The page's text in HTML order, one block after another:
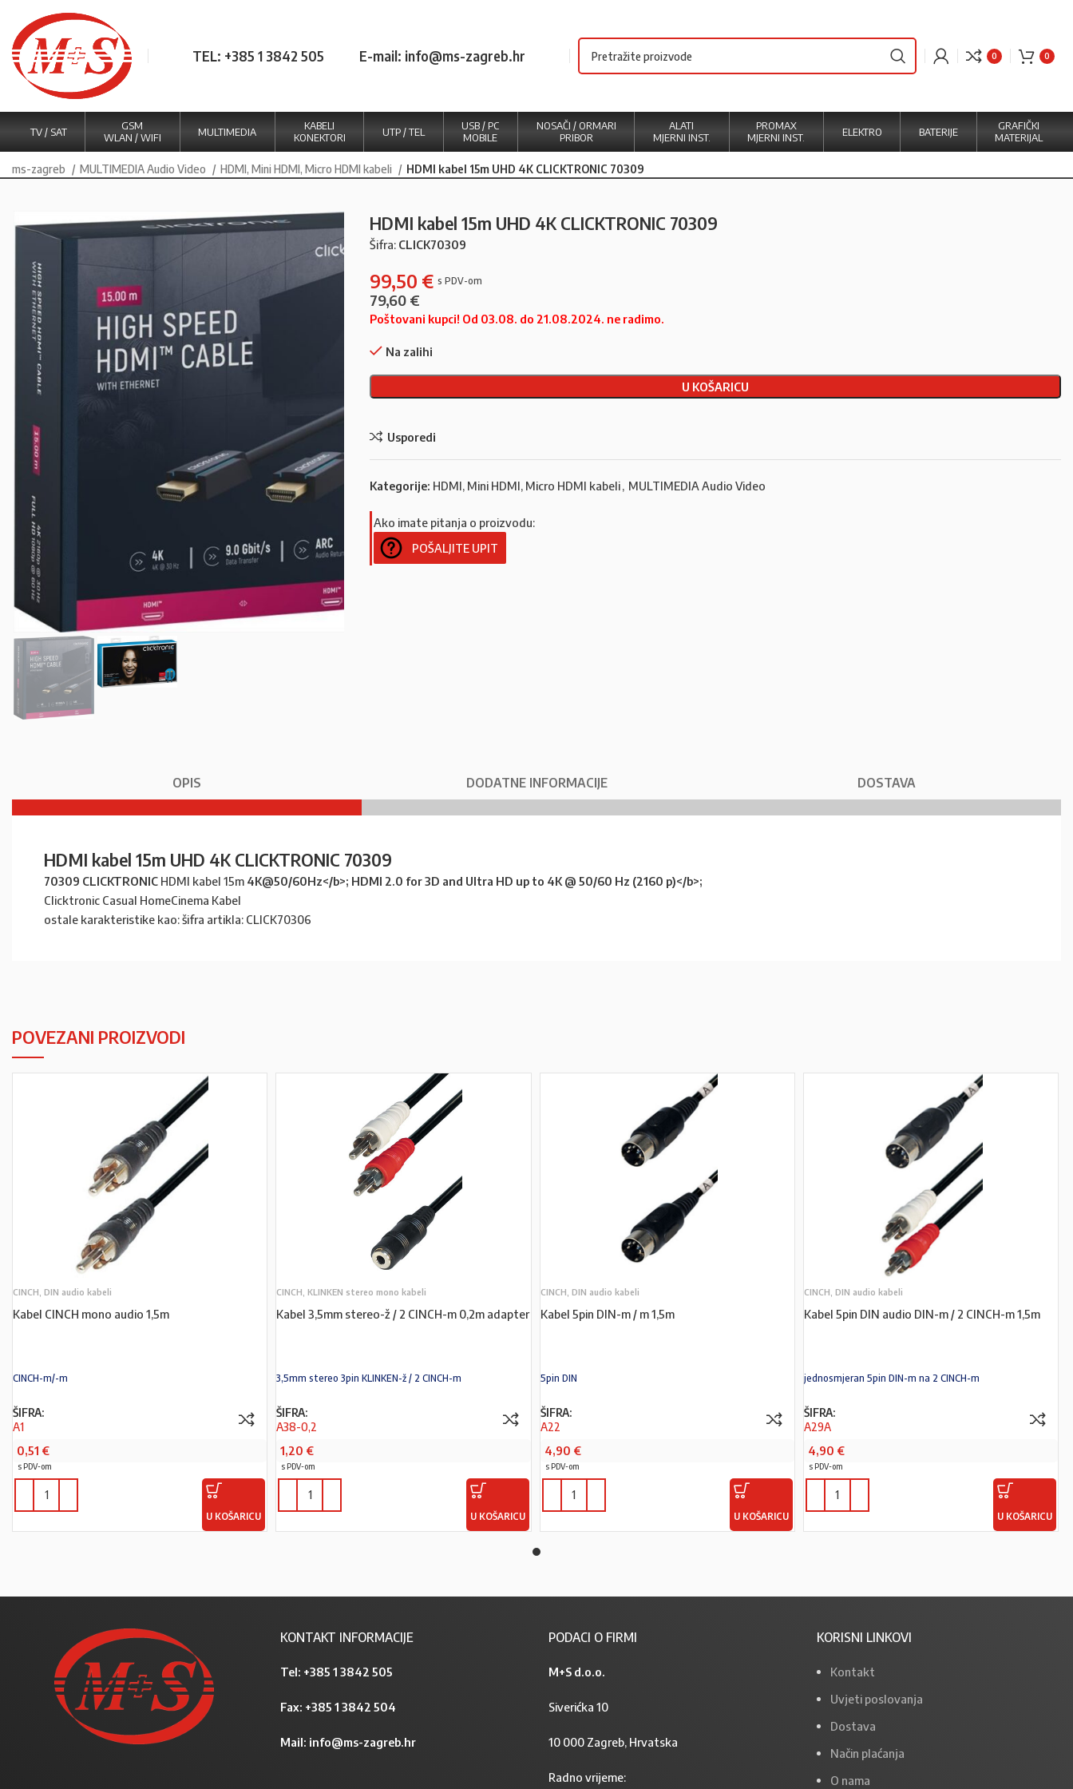
TEL: +385 1 3842 505 E-mail: info@ms-zagreb.hr 0 0
TV / SAT
GSM
WLAN / WIFI
MULTIMEDIA
KABELI
KONEKTORI
UTP / TEL
USB / PC
MOBILE
NOSAČI / ORMARI
PRIBOR
ALATI
MJERNI INST.
PROMAX
MJERNI INST.
ELEKTRO BATERIJE
GRAFIČKI
MATERIJAL
ms-zagreb MULTIMEDIA Audio Video HDMI, Mini HDMI, Micro HDMI kabeli HDMI kabel 15m UHD 4K CLICKTRONIC 70309
HDMI kabel 15m UHD 4K CLICKTRONIC 70309
Šifra: CLICK70309
99,50 €
79,60 €
Poštovani kupci! Od 03.08. do 21.08.2024. ne radimo.
Na zalihi
U KOŠARICU
Usporedi
Kategorije: HDMI, Mini HDMI, Micro HDMI kabeli, MULTIMEDIA Audio Video
Ako imate pitanja o proizvodu:
POŠALJITE UPIT
OPIS DODATNE INFORMACIJE DOSTAVA
HDMI kabel 15m UHD 4K CLICKTRONIC 70309
70309 CLICKTRONIC HDMI kabel 15m 4K@50/60Hz</b>; HDMI 2.0 for 3D and Ultra HD up to 4K @ 50/60 Hz (2160 p)</b>;
Clicktronic Casual HomeCinema Kabel
ostale karakteristike kao: šifra artikla: CLICK70306
POVEZANI PROIZVODI
CINCH, DIN audio kabeli
Kabel CINCH mono audio 1,5m
CINCH-m/-m
ŠIFRA:
A1
0,51 €
s PDV-om
U KOŠARICU
CINCH, KLINKEN stereo mono kabeli
Kabel 3,5mm stereo-ž / 2 CINCH-m 0,2m adapter
3,5mm stereo 3pin KLINKEN-ž / 2 CINCH-m
ŠIFRA:
A38-0,2
1,20 €
s PDV-om
U KOŠARICU
CINCH, DIN audio kabeli
Kabel 5pin DIN-m / m 1,5m
5pin DIN
ŠIFRA:
A22
4,90 €
s PDV-om
U KOŠARICU
CINCH, DIN audio kabeli
Kabel 5pin DIN audio DIN-m / 2 CINCH-m 1,5m
jednosmjeran 5pin DIN-m na 2 CINCH-m
ŠIFRA:
A29A
4,90 €
s PDV-om
U KOŠARICU
KONTAKT INFORMACIJE
Tel: +385 1 3842 505
Fax: +385 1 3842 504
Mail: info@ms-zagreb.hr
PODACI O FIRMI
M+S d.o.o.
Siverićka 10
10 000 Zagreb, Hrvatska
Radno vrijeme:
KORISNI LINKOVI
Kontakt
Uvjeti poslovanja
Dostava
Način plaćanja
O nama